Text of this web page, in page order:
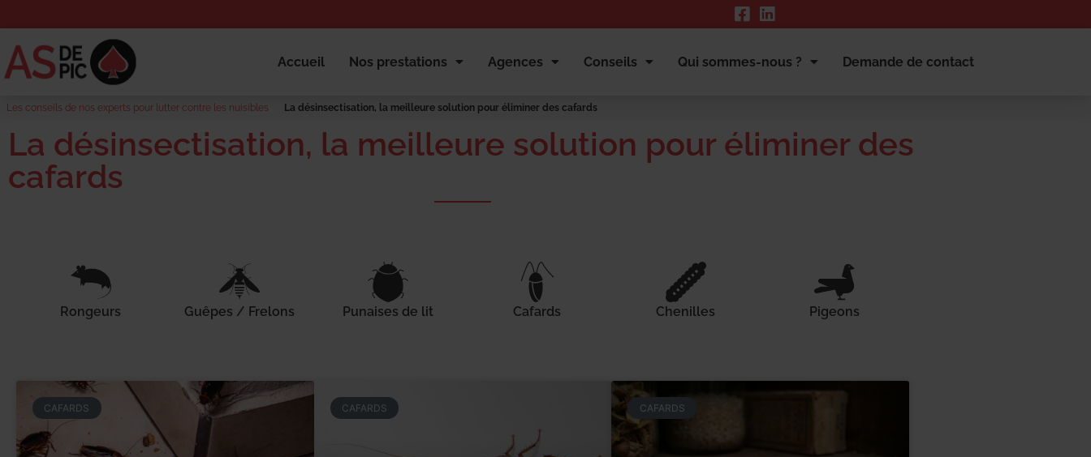
Accueil Nos prestations Agences Conseils Qui sommes-nous ? Demande de contact
Les conseils de nos experts pour lutter contre les nuisibles La désinsectisation, la meilleure solution pour éliminer des cafards
La désinsectisation, la meilleure solution pour éliminer des
cafards
Rongeurs Guêpes / Frelons Punaises de lit Cafards Chenilles Pigeons
CAFARDS CAFARDS CAFARDS